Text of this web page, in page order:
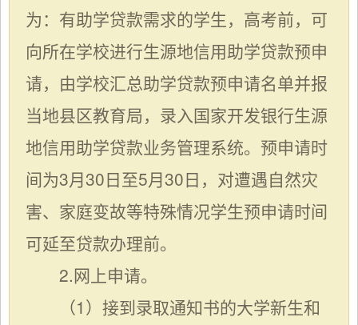
为： 有助学贷款需求的学生，高考前，可
向所在学校进行生源地信用助学贷款预申
请，由学校汇总助学贷款预申请名单并报
当地县区教育局，录入国家开发银行生源
地信用助学贷款业务管理系统。 预申请时
间为3月30日至5月30日，对遭遇自然灾
害、家庭变故等特殊情况学生预申请时间
可延至贷款办理前。
2.网上申请。
（1）接到录取通知书的大学新生和